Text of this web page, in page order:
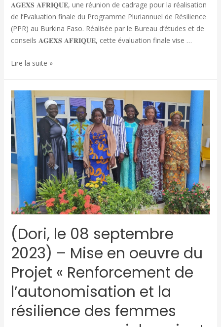
𝐀𝐆𝐄𝐗𝐒 𝐀𝐅𝐑𝐈𝐐𝐔𝐄, une réunion de cadrage pour la réalisation
de l’Evaluation finale du Programme Pluriannuel de Résilience
(PPR) au Burkina Faso. Réalisée par le Bureau d’études et de
conseils 𝐀𝐆𝐄𝐗𝐒 𝐀𝐅𝐑𝐈𝐐𝐔𝐄, cette évaluation finale vise …
Lire la suite »
(Dori, le 08 septembre
2023) – Mise en oeuvre du
Projet « Renforcement de
l’autonomisation et la
résilience des femmes